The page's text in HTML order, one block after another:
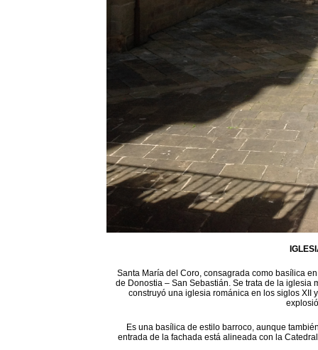
Santa María del Coro, consagrada como basílica
de Donostia – San Sebastián. Se trata de la iglesia
construyó una iglesia románica en los siglos XII
Es una basílica de estilo barroco, aunque
entrada de la fachada está alineada con la